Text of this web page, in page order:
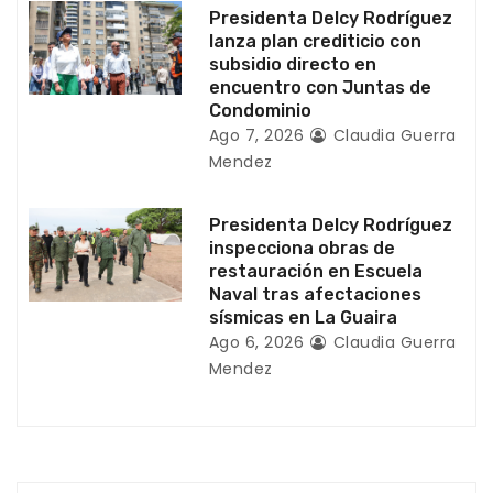
a
d
Presidenta Delcy Rodríguez
lanza plan crediticio con
subsidio directo en
encuentro con Juntas de
Condominio
Ago 7, 2026
Claudia Guerra
Mendez
Presidenta Delcy Rodríguez
inspecciona obras de
restauración en Escuela
Naval tras afectaciones
sísmicas en La Guaira
Ago 6, 2026
Claudia Guerra
Mendez